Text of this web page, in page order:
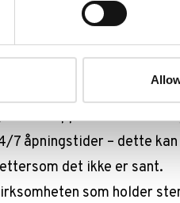
som jobber med lokal
dere har en adresse
innholdet deres
om at deres Google
for å oppdatere
7 åpningstider – dette
det ikke er sant.
som holder